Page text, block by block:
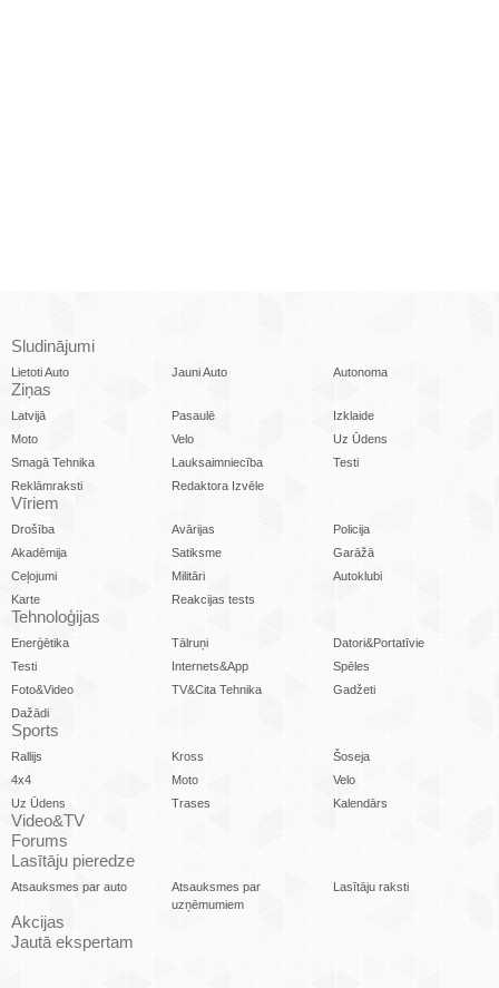
Sludinājumi
Lietoti Auto Jauni Auto Autonoma
Ziņas
Latvijā Pasaulē
Izklaide
Moto
Velo
Uz Ūdens
Smagā Tehnika
Lauksaimniecība
Testi
Reklāmraksti
Redaktora Izvēle
Vīriem
Drošība Avārijas
Policija
Akadēmija
Satiksme
Garāžā
Ceļojumi
Militāri
Autoklubi
Karte
Reakcijas tests
Tehnoloģijas
Enerģētika Tālruņi
Datori&Portatīvie
Testi
Internets&App
Spēles
Foto&Video
TV&Cita Tehnika
Gadžeti
Dažādi
Sports
Rallijs Kross
Šoseja
4x4
Moto
Velo
Uz Ūdens
Trases Kalendārs
Video&TV
Forums
Lasītāju pieredze
Atsauksmes par auto
Atsauksmes par
uzņēmumiem
Lasītāju raksti
Akcijas
Jautā ekspertam